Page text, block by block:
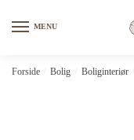
MENU
Forside Bolig Boliginteriør